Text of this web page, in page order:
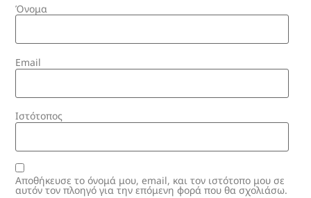
Όνομα
Email
Ιστότοπος
Αποθήκευσε το όνομά μου, email, και τον ιστότοπο μου σε
αυτόν τον πλοηγό για την επόμενη φορά που θα σχολιάσω.